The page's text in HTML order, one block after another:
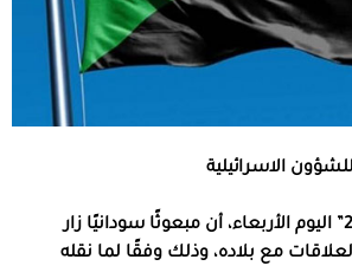
الاسرائيلية
أفادت قناة “إسرائيل24” اليوم الأربعاء، أن مبعوثًا سودانيًا زار
مع بلاده، وذلك وفقًا لما نقله